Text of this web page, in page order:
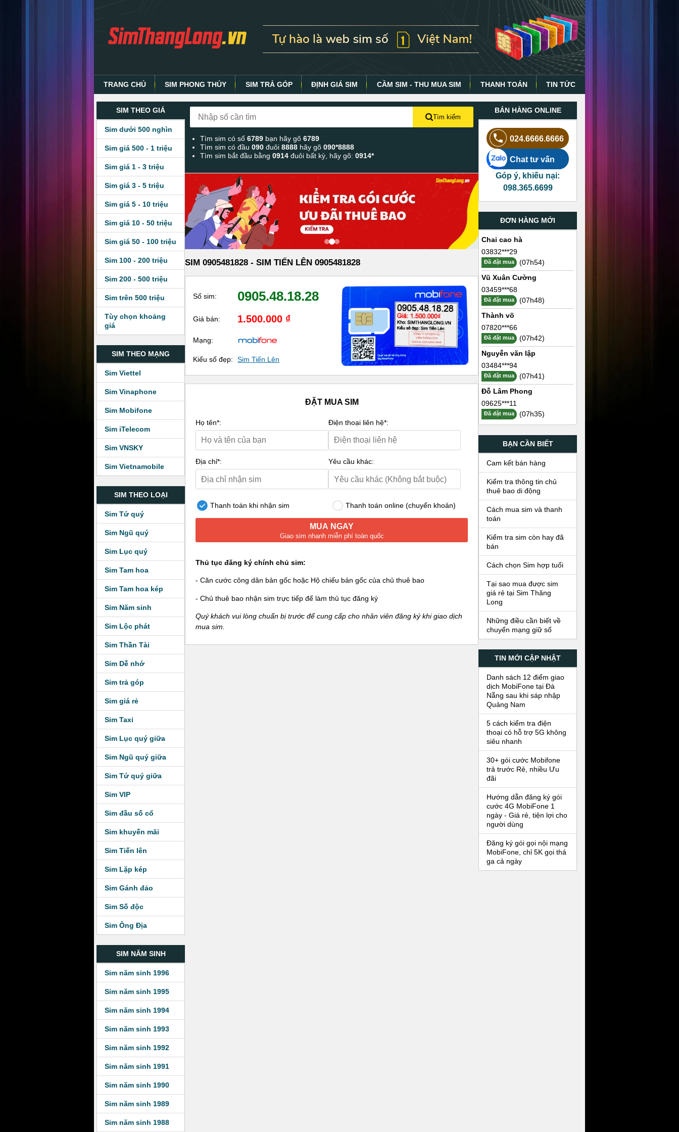
TRANG CHỦ SIM PHONG THỦY SIM TRẢ GÓP ĐỊNH GIÁ SIM CẦM SIM - THU MUA SIM THANH TOÁN TIN TỨC
SIM THEO GIÁ
Sim dưới 500 nghìn
Sim giá 500 - 1 triệu
Sim giá 1 - 3 triệu
Sim giá 3 - 5 triệu
Sim giá 5 - 10 triệu
Sim giá 10 - 50 triệu
Sim giá 50 - 100 triệu
Sim 100 - 200 triệu
Sim 200 - 500 triệu
Sim trên 500 triệu
Tùy chọn khoảng
giá
SIM THEO MẠNG
Sim Viettel
Sim Vinaphone
Sim Mobifone
Sim iTelecom
Sim VNSKY
Sim Vietnamobile
SIM THEO LOẠI
Sim Tứ quý
Sim Ngũ quý
Sim Lục quý
Sim Tam hoa
Sim Tam hoa kép
Sim Năm sinh
Sim Lộc phát
Sim Thần Tài
Sim Dễ nhớ
Sim trả góp
Sim giá rẻ
Sim Taxi
Sim Lục quý giữa
Sim Ngũ quý giữa
Sim Tứ quý giữa
Sim VIP
Sim đầu số cổ
Sim khuyến mãi
Sim Tiến lên
Sim Lặp kép
Sim Gánh đảo
Sim Số độc
Sim Ông Địa
SIM NĂM SINH
Sim năm sinh 1996
Sim năm sinh 1995
Sim năm sinh 1994
Sim năm sinh 1993
Sim năm sinh 1992
Sim năm sinh 1991
Sim năm sinh 1990
Sim năm sinh 1989
Sim năm sinh 1988
Tìm kiếm
Tìm sim có số6789 bạn hãy gõ6789
Tìm sim có đầu090đuôi8888 hãy gõ090*8888
Tìm sim bắt đầu bằng0914 đuôi bất kỳ, hãy gõ:0914*
SIM 0905481828 - SIM TIẾN LÊN 0905481828
Số sim: 0905.48.18.28
Giá bán: 1.500.000 ₫
Mạng:
Kiểu số đẹp: Sim Tiến Lên
ĐẶT MUA SIM
Họ tên*: Điện thoại liên hệ*:
Địa chỉ*: Yêu cầu khác:
Thanh toán khi nhận sim Thanh toán online (chuyển khoản)
MUA NGAY
Giao sim nhanh miễn phí toàn quốc
Thủ tục đăng ký chính chủ sim:
- Căn cước công dân bản gốc hoặc Hộ chiếu bản gốc của chủ thuê bao
- Chủ thuê bao nhận sim trực tiếp để làm thủ tục đăng ký
Quý khách vui lòng chuẩn bị trước để cung cấp cho nhân viên đăng ký khi giao dịch
mua sim.
BÁN HÀNG ONLINE
024.6666.6666
Chat tư vấn
Góp ý, khiếu nại:
098.365.6699
ĐƠN HÀNG MỚI
Chai cao hà
03832***29
Đã đặt mua
(07h54)
Vũ Xuân Cường
03459***68
Đã đặt mua
(07h48)
Thành võ
07820***66
Đã đặt mua
(07h42)
Nguyễn văn lập
03484***94
Đã đặt mua
(07h41)
Đỗ Lâm Phong
09625***11
Đã đặt mua (07h35)
BẠN CẦN BIẾT
Cam kết bán hàng
Kiểm tra thông tin chủ
thuê bao di động
Cách mua sim và thanh
toán
Kiểm tra sim còn hay đã
bán
Cách chọn Sim hợp tuổi
Tại sao mua được sim
giá rẻ tại Sim Thăng
Long
Những điều cần biết về
chuyển mạng giữ số
TIN MỚI CẬP NHẬT
Danh sách 12 điểm giao
dịch MobiFone tại Đà
Nẵng sau khi sáp nhập
Quảng Nam
5 cách kiểm tra điện
thoại có hỗ trợ 5G không
siêu nhanh
30+ gói cước Mobifone
trả trước Rẻ, nhiều Ưu
đãi
Hướng dẫn đăng ký gói
cước 4G MobiFone 1
ngày - Giá rẻ, tiện lợi cho
người dùng
Đăng ký gói gọi nội mạng
MobiFone, chỉ 5K gọi thả
ga cả ngày